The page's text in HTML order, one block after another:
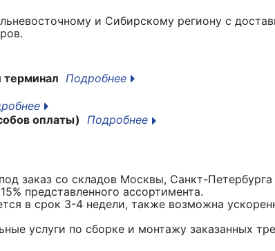
и Сибирскому региону с
терминал Подробнее
оплаты) Подробнее
заказ со складов Москвы, Санкт-Петербурга
представленного ассортимента.
в срок 3-4 недели, также возможна
услуги по сборке и монтажу заказанных